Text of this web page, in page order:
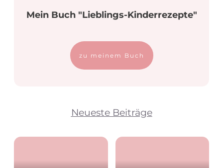
Mein Buch "Lieblings-Kinderrezepte"
zu meinem Buch
Neueste Beiträge